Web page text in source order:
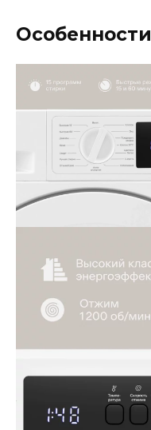
Особенности